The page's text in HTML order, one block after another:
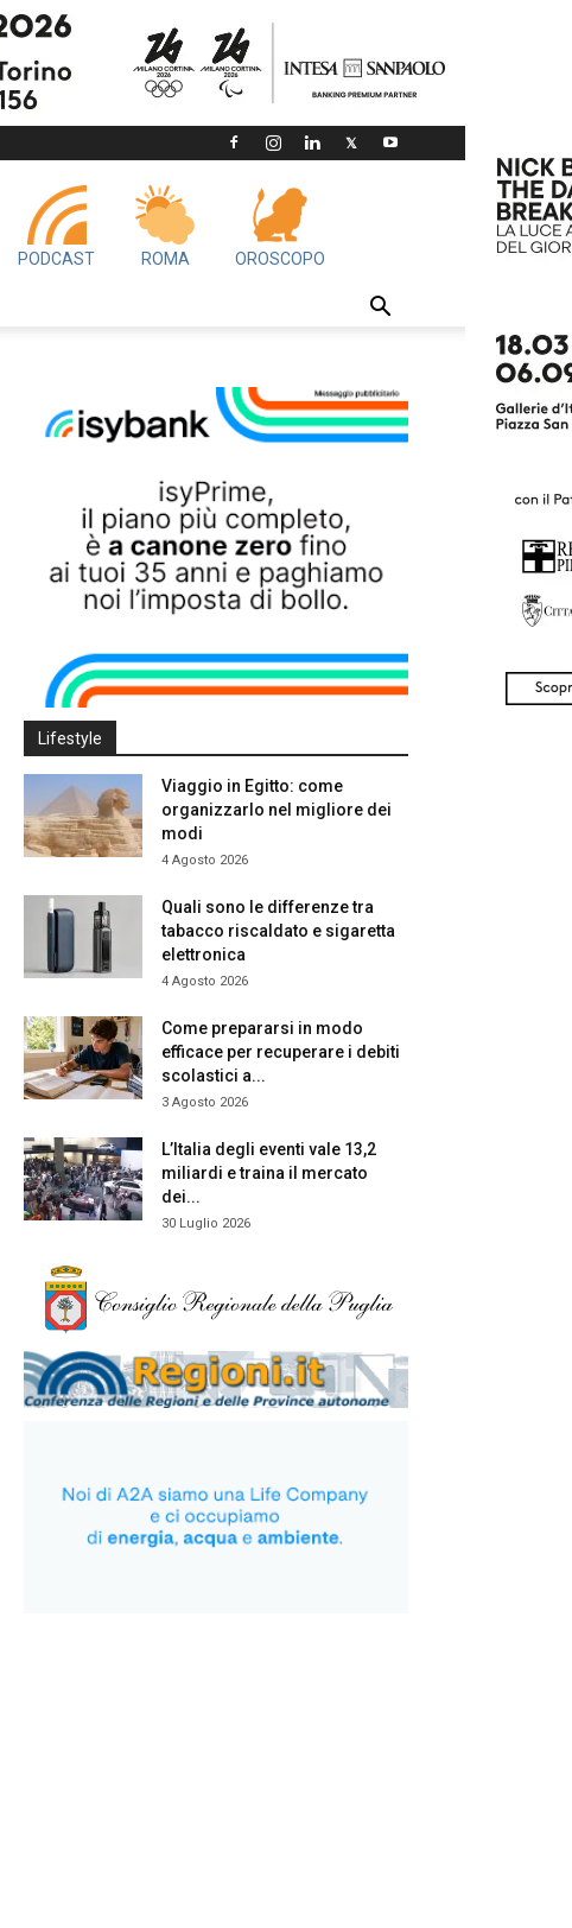
PODCAST ROMA OROSCOPO
Lifestyle
Viaggio in Egitto: come
organizzarlo nel migliore dei
modi
4 Agosto 2026
Quali sono le differenze tra
tabacco riscaldato e sigaretta
elettronica
4 Agosto 2026
Come prepararsi in modo
efficace per recuperare i debiti
scolastici a...
3 Agosto 2026
L’Italia degli eventi vale 13,2
miliardi e traina il mercato
dei...
30 Luglio 2026